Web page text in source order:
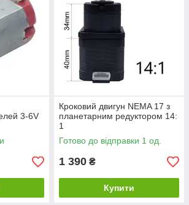
3-6V
Кроковий двигун NEMA 17 з
планетарним редуктором 14:
1
Готово до відправки 1 од.
1 390 ₴
Купити